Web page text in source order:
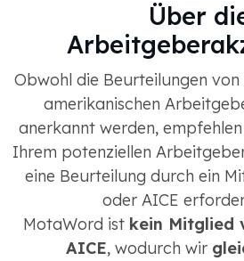
Über
Obwohl die Beurteilungen
amerikanischen
anerkannt werden,
Ihrem potenziellen
eine Beurteilung durch ein
oder AICE
MotaWord ist kein Mitglied
AICE, wodurch wir